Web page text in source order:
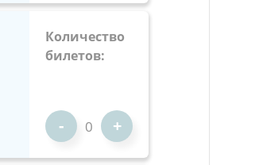
Количество
билетов:
- +